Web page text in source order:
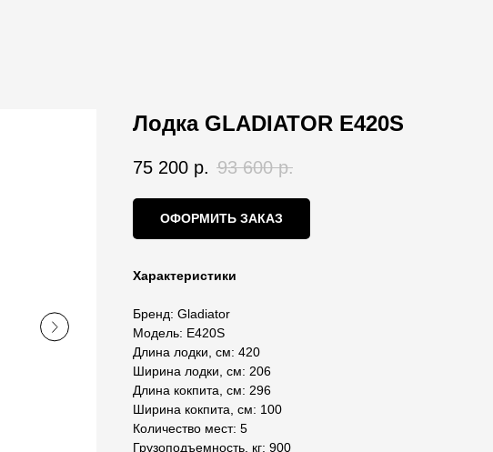
Лодка GLADIATOR E420S
75 200 р. 93 600 р.
ОФОРМИТЬ ЗАКАЗ
Характеристики
Бренд: Gladiator
Модель: E420S
Длина лодки, см: 420
Ширина лодки, см: 206
Длина кокпита, см: 296
Ширина кокпита, см: 100
Количество мест: 5
Грузоподъемность, кг: 900